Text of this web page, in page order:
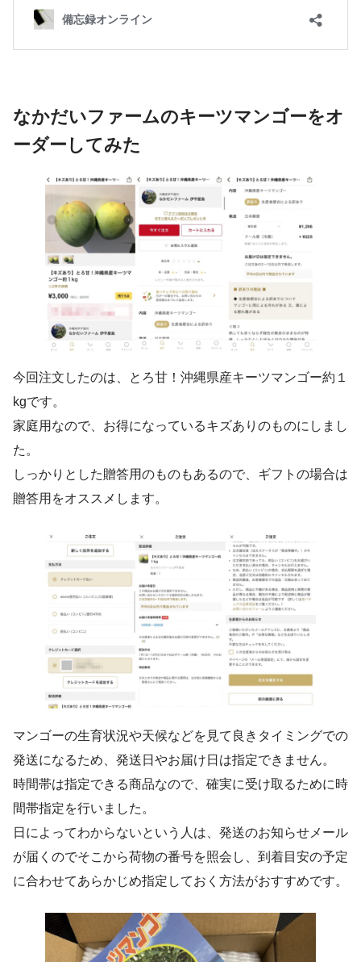
なかだいファームのキーツマンゴーをオ
ーダーしてみた
今回注文したのは、とろ甘！沖縄県産キーツマンゴー約１
kgです。
家庭用なので、お得になっているキズありのものにしまし
た。
しっかりとした贈答用のものもあるので、ギフトの場合は
贈答用をオススメします。
マンゴーの生育状況や天候などを見て良きタイミングでの
発送になるため、発送日やお届け日は指定できません。
時間帯は指定できる商品なので、確実に受け取るために時
間帯指定を行いました。
日によってわからないという人は、発送のお知らせメール
が届くのでそこから荷物の番号を照会し、到着目安の予定
に合わせてあらかじめ指定しておく方法がおすすめです。